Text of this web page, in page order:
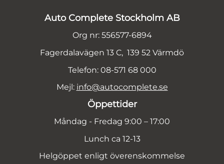
Auto Complete Stockholm AB
Org nr: 556577-6894
Fagerdalavägen 13 C, 139 52 Värmdö
Telefon: 08-571 68 000
Mejl: info@autocomplete.se
Öppettider
Måndag - Fredag 9:00 – 17:00
Lunch ca 12-13
Helgöppet enligt överenskommelse